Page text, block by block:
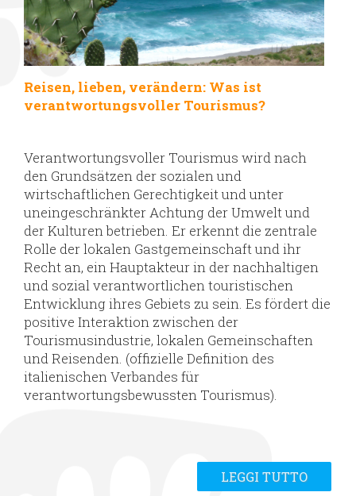
Reisen, lieben, verändern: Was ist
verantwortungsvoller Tourismus?
Verantwortungsvoller Tourismus wird nach
den Grundsätzen der sozialen und
wirtschaftlichen Gerechtigkeit und unter
uneingeschränkter Achtung der Umwelt und
der Kulturen betrieben. Er erkennt die zentrale
Rolle der lokalen Gastgemeinschaft und ihr
Recht an, ein Hauptakteur in der nachhaltigen
und sozial verantwortlichen touristischen
Entwicklung ihres Gebiets zu sein. Es fördert die
positive Interaktion zwischen der
Tourismusindustrie, lokalen Gemeinschaften
und Reisenden. (offizielle Definition des
italienischen Verbandes für
verantwortungsbewussten Tourismus).
LEGGI TUTTO